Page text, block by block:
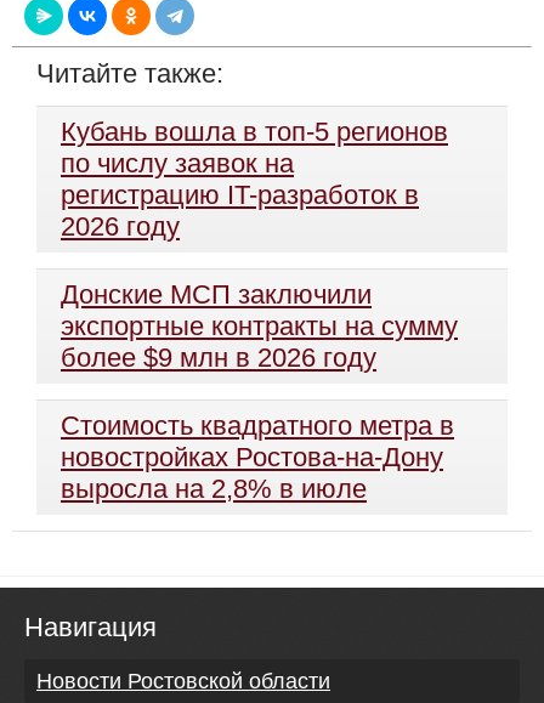
Читайте также:
Кубань вошла в топ-5 регионов
по числу заявок на
регистрацию IT-разработок в
2026 году
Донские МСП заключили
экспортные контракты на сумму
более $9 млн в 2026 году
Стоимость квадратного метра в
новостройках Ростова-на-Дону
выросла на 2,8% в июле
Навигация
Новости Ростовской области